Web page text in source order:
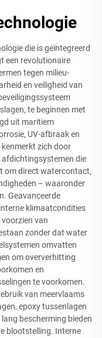
die is geïntegreerd
een revolutionaire
tegen milieu-
en veiligheid van
te beginnen met
uit maritiem
UV-afbraak en
zich door
die
om direct watercontact,
– waaronder
Geavanceerde
klimaatcondities
van
zonder dat water
omvatten
om oververhitting
en
te voorkomen.
van meervlaams
epoxy tussenlagen
bescherming bieden
blootstelling. Interne